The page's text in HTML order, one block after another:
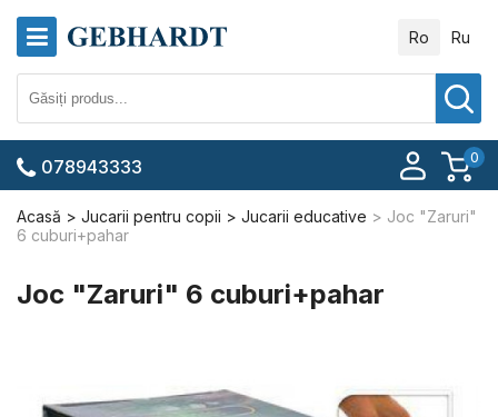
Ro Ru
0
078943333
Acasă Jucarii pentru copii Jucarii educative
Joc "Zaruri"
6 cuburi+pahar
Joc "Zaruri" 6 cuburi+pahar